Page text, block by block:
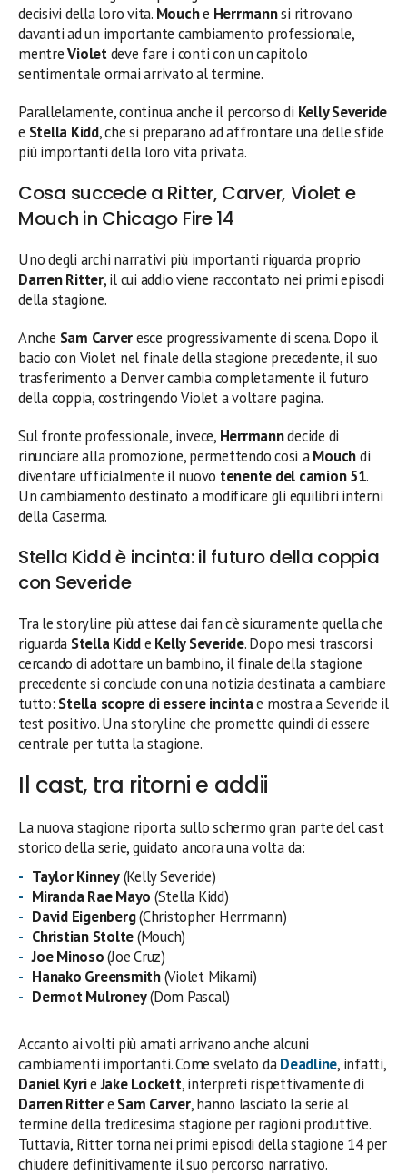
decisivi della loro vita. Mouche Herrmannsi ritrovano
davanti ad un importante cambiamento professionale,
mentreVioletdeve fare i conti con un capitolo
sentimentale ormai arrivato al termine.
Parallelamente, continua anche il percorso di Kelly Severide
e Stella Kidd, che si preparano ad affrontare una delle sfide
più importanti della loro vita privata.
Cosa succede a Ritter, Carver, Violet e
Mouch in Chicago Fire 14
Uno degli archi narrativi più importanti riguarda proprio
Darren Ritter, il cui addio viene raccontato nei primi episodi
della stagione.
Anche Sam Carveresce progressivamente di scena. Dopo il
bacio con Violet nel finale della stagione precedente, il suo
trasferimento a Denver cambia completamente il futuro
della coppia, costringendo Violet a voltare pagina.
Sul fronte professionale, invece, Herrmanndecide di
rinunciare alla promozione, permettendo così aMouchdi
diventare ufficialmente il nuovo tenente del camion 51.
Un cambiamento destinato a modificare gli equilibri interni
della Caserma.
Stella Kidd è incinta: il futuro della coppia
con Severide
Tra le storyline più attese dai fan c’è sicuramente quella che
riguarda Stella Kidde Kelly Severide. Dopo mesi trascorsi
cercando di adottare un bambino, il finale della stagione
precedente si conclude con una notizia destinata a cambiare
tutto: Stella scopre di essere incintae mostra a Severide il
test positivo. Una storyline che promette quindi di essere
centrale per tutta la stagione.
Il cast, tra ritorni e addii
La nuova stagione riporta sullo schermo gran parte del cast
storico della serie, guidato ancora una volta da:
Taylor Kinney(Kelly Severide)
Miranda Rae Mayo (Stella Kidd)
David Eigenberg(Christopher Herrmann)
Christian Stolte(Mouch)
Joe Minoso(Joe Cruz)
Hanako Greensmith(Violet Mikami)
Dermot Mulroney(Dom Pascal)
Accanto ai volti più amati arrivano anche alcuni
cambiamenti importanti. Come svelato daDeadline, infatti,
Daniel KyrieJake Lockett, interpreti rispettivamente di
Darren Rittere Sam Carver, hanno lasciato la serie al
termine della tredicesima stagione per ragioni produttive.
Tuttavia, Ritter torna nei primi episodi della stagione 14 per
chiudere definitivamente il suo percorso narrativo.